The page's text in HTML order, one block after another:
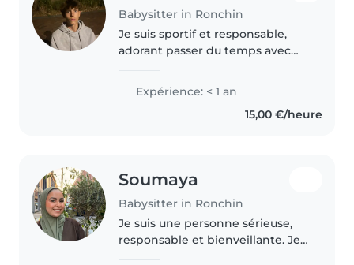
Babysitter in Ronchin
Je suis sportif et responsable,
adorant passer du temps avec
propose des jeux créatifs et un
accompagnement bienveillant...
Expérience: < 1 an
15,00 €/heure
Soumaya
Babysitter in Ronchin
Je suis une personne sérieuse,
responsable et bienveillante. Je